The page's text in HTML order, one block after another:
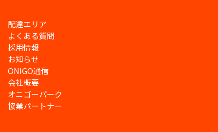
配達エリア
よくある質問
採用情報
お知らせ
ONIGO通信
会社概要
オニゴーパーク
協業パートナー